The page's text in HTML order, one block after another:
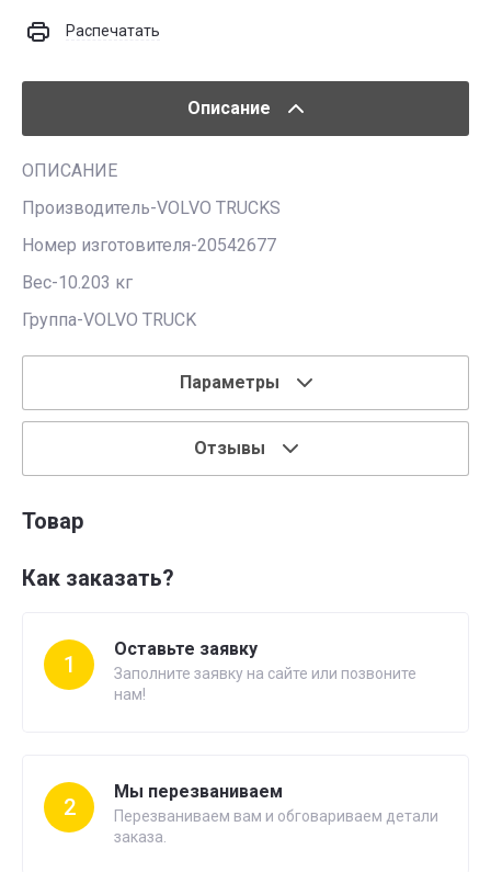
Распечатать
Описание
ОПИСАНИЕ
Производитель-VOLVO TRUCKS
Номер изготовителя-20542677
Вес-10.203 кг
Группа-VOLVO TRUCK
Параметры
Отзывы
Товар
Как заказать?
1
Оставьте заявку
Заполните заявку на сайте или позвоните
нам!
2
Мы перезваниваем
Перезваниваем вам и обговариваем детали
заказа.